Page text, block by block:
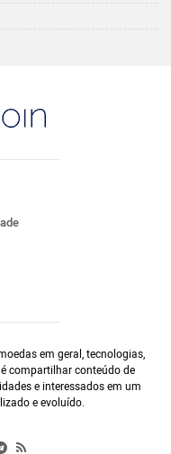
em geral, tecnologias,
compartilhar conteúdo de
e interessados em um
e evoluído.